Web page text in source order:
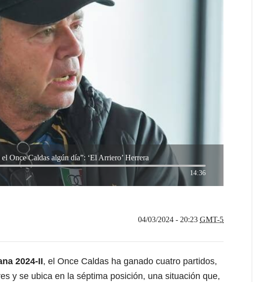
Once Caldas algún día”: ‘El Arriero’ Herrera
14:36
04/03/2024 - 20:23 GMT-5
2024-II, el Once Caldas ha ganado cuatro partidos,
y se ubica en la séptima posición, una situación que,